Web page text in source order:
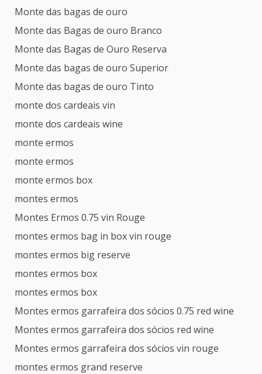
Monte das bagas de ouro
Monte das Bagas de ouro Branco
Monte das Bagas de Ouro Reserva
Monte das bagas de ouro Superior
Monte das bagas de ouro Tinto
monte dos cardeais vin
monte dos cardeais wine
monte ermos
monte ermos
monte ermos box
montes ermos
Montes Ermos 0.75 vin Rouge
montes ermos bag in box vin rouge
montes ermos big reserve
montes ermos box
montes ermos box
Montes ermos garrafeira dos sócios 0.75 red wine
Montes ermos garrafeira dos sócios red wine
Montes ermos garrafeira dos sócios vin rouge
montes ermos grand reserve